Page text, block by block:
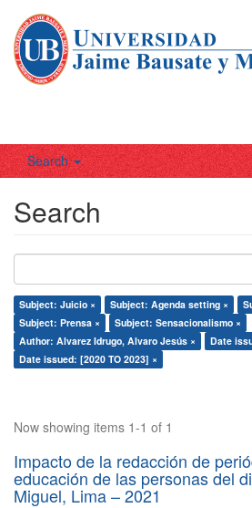
Search
Search
Subject: Juicio × Subject: Agenda setting ×
Subject: Prensa ×
Subject: Sensacionalismo ×
Author: Alvarez Idrugo, Alvaro Jesús ×
Date
Date issued: [2020 TO 2023] ×
Now showing items 1-1 of 1
Impacto de la redacción de
educación de las personas del
Miguel, Lima – 2021